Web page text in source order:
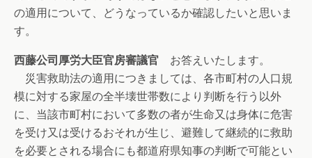
の適用について、どうなっているか確認したいと思いま
す。
西藤公司厚労大臣官房審議官 お答えいたします。
災害救助法の適用につきましては、各市町村の人口規
模に対する家屋の全半壊世帯数により判断を行う以外
に、当該市町村において多数の者が生命又は身体に危害
を受け又は受けるおそれが生じ、避難して継続的に救助
を必要とされる場合にも都道府県知事の判断で可能とい